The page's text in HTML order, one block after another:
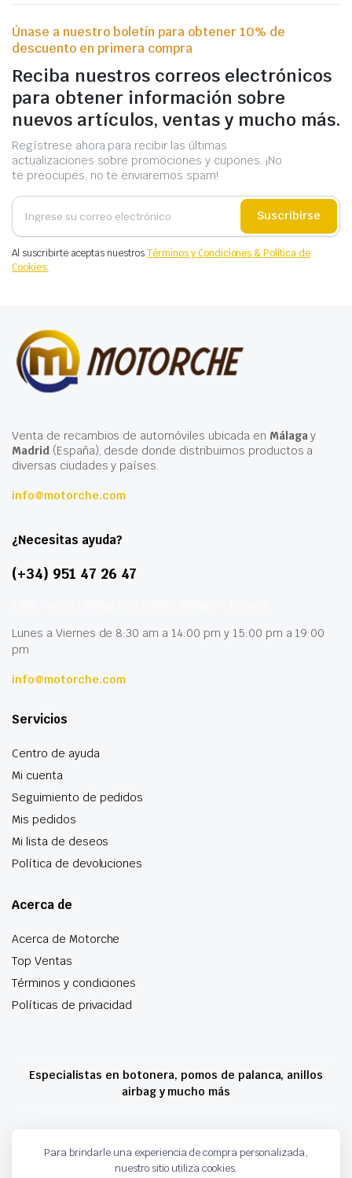
Únase a nuestro boletín para obtener 10% de
descuento en primera compra
Reciba nuestros correos electrónicos
para obtener información sobre
nuevos artículos, ventas y mucho más.
Regístrese ahora para recibir las últimas
actualizaciones sobre promociones y cupones. ¡No
te preocupes, no te enviaremos spam!
Suscribirse
Al suscribirte aceptas nuestrosTérminos y Condiciones & Política de
Cookies.
Venta de recambios de automóviles ubicada en Málagay
Madrid(España), desde donde distribuimos productos a
diversas ciudades y países.
info@motorche.com
¿Necesitas ayuda?
(+34) 951 47 26 47
Lunes a Viernes de 8:30 am a 14:00 pm y 15:00 pm a 19:00
pm
info@motorche.com
Servicios
Centro de ayuda
Mi cuenta
Seguimiento de pedidos
Mis pedidos
Mi lista de deseos
Política de devoluciones
Acerca de
Acerca de Motorche
Top Ventas
Términos y condiciones
Políticas de privacidad
Especialistas en botonera, pomos de palanca, anillos
airbag y mucho más
Copyright 2024 © Motorche Autoparts. Todos los derechos reservados
Para brindarle una experiencia de compra personalizada,
nuestro sitio utiliza cookies.